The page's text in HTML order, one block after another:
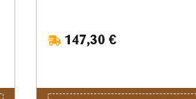
kalibriert wird.Type „S”- Matrize mit
Halskalibrierung für Bushing- Body Die-
147,30 €